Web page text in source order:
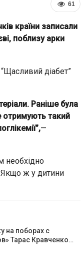
61
країни записали
поблизу арки
діабет”
Раніше була
отримують такий
—
необхідно
Якщо ж у дитини
на поборах с
Тарас Кравченко…